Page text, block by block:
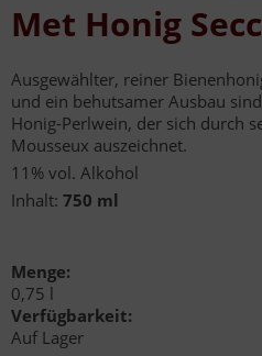
Met Honig
Ausgewählter, reiner
und ein behutsamer Ausbau
Honig-Perlwein, der sich durch
Mousseux auszeichnet.
11% vol. Alkohol
Inhalt: 750 ml
Menge:
0,75 l
Verfügbarkeit:
Auf Lager